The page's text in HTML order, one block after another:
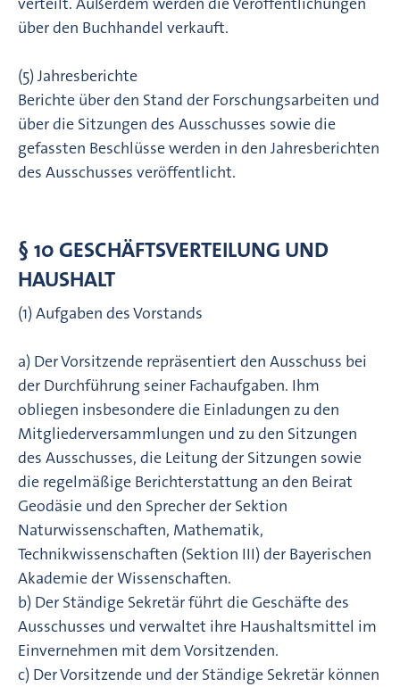
über den Buchhandel verkauft.
(5) Jahresberichte
Berichte über den Stand der Forschungsarbeiten und
über die Sitzungen des Ausschusses sowie die
gefassten Beschlüsse werden in den Jahresberichten
des Ausschusses veröffentlicht.
§ 10 GESCHÄFTSVERTEILUNG UND
HAUSHALT
(1) Aufgaben des Vorstands
a) Der Vorsitzende repräsentiert den Ausschuss bei
der Durchführung seiner Fachaufgaben. Ihm
obliegen insbesondere die Einladungen zu den
Mitgliederversammlungen und zu den Sitzungen
des Ausschusses, die Leitung der Sitzungen sowie
die regelmäßige Berichterstattung an den Beirat
Geodäsie und den Sprecher der Sektion
Naturwissenschaften, Mathematik,
Technikwissenschaften (Sektion III) der Bayerischen
Akademie der Wissenschaften.
b) Der Ständige Sekretär führt die Geschäfte des
Ausschusses und verwaltet ihre Haushaltsmittel im
Einvernehmen mit dem Vorsitzenden.
c) Der Vorsitzende und der Ständige Sekretär können